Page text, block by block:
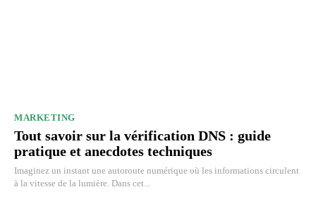
MARKETING
Tout savoir sur la vérification DNS : guide
pratique et anecdotes techniques
Imaginez un instant une autoroute numérique où les informations circulent
à la vitesse de la lumière. Dans cet...